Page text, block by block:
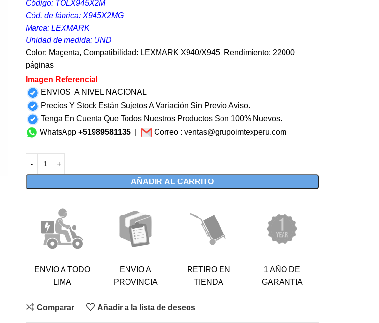
Código: TOLX945X2M
Cód. de fábrica: X945X2MG
Marca: LEXMARK
Unidad de medida: UND
Color: Magenta, Compatibilidad: LEXMARK X940/X945, Rendimiento: 22000
páginas
Imagen Referencial
ENVIOS A NIVEL NACIONAL
Precios Y Stock Están Sujetos A Variación Sin Previo Aviso.
Tenga En Cuenta Que Todos Nuestros Productos Son 100% Nuevos.
WhatsApp +51989581135 Correo : ventas@grupoimtexperu.com
AÑADIR AL CARRITO
ENVIO A TODO
LIMA
ENVIO A
PROVINCIA
RETIRO EN
TIENDA
1 AÑO DE
GARANTIA
Comparar Añadir a la lista de deseos